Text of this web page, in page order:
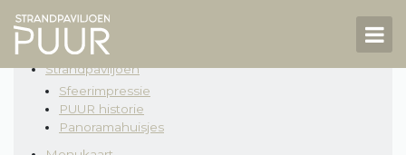
Strandpaviljoen
Home Sitemap
Strandpaviljoen
Sfeerimpressie
PUUR historie
Panoramahuisjes